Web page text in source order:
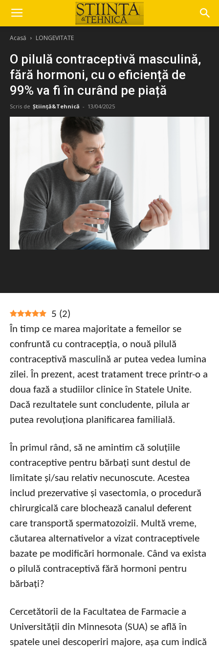
Acasă LONGEVITATE
O pilulă contraceptivă masculină,
fără hormoni, cu o eficiență de
99% va fi în curând pe piață
Scris de Știință&Tehnică - 13/04/2025
5 (2)
În timp ce marea majoritate a femeilor se
confruntă cu contracepția, o nouă pilulă
contraceptivă masculină ar putea vedea lumina
zilei. În prezent, acest tratament trece printr-o a
doua fază a studiilor clinice în Statele Unite.
Dacă rezultatele sunt concludente, pilula ar
putea revoluționa planificarea familială.
În primul rând, să ne amintim că soluțiile
contraceptive pentru bărbați sunt destul de
limitate și/sau relativ necunoscute. Acestea
includ prezervative și vasectomia, o procedură
chirurgicală care blochează canalul deferent
care transportă spermatozoizii. Multă vreme,
căutarea alternativelor a vizat contraceptivele
bazate pe modificări hormonale. Când va exista
o pilulă contraceptivă fără hormoni pentru
bărbați?
Cercetătorii de la Facultatea de Farmacie a
Universității din Minnesota (SUA) se află în
spatele unei descoperiri majore, așa cum indică